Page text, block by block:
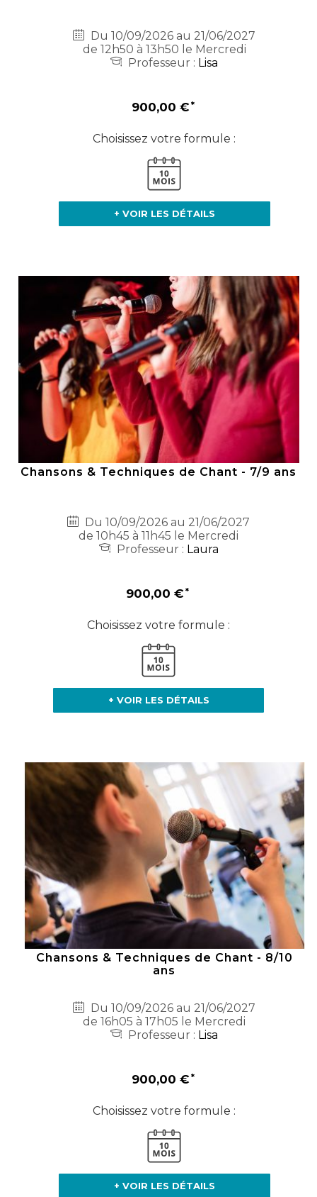
Du 10/09/2026 au 21/06/2027
de 12h50 à 13h50 le Mercredi
Professeur : Lisa
900,00 €
Choisissez votre formule :
+ VOIR LES DÉTAILS
Chansons & Techniques de Chant - 7/9 ans
Du 10/09/2026 au 21/06/2027
de 10h45 à 11h45 le Mercredi
Professeur : Laura
900,00 €
Choisissez votre formule :
+ VOIR LES DÉTAILS
Chansons & Techniques de Chant - 8/10
ans
Du 10/09/2026 au 21/06/2027
de 16h05 à 17h05 le Mercredi
Professeur : Lisa
900,00 €
Choisissez votre formule :
+ VOIR LES DÉTAILS